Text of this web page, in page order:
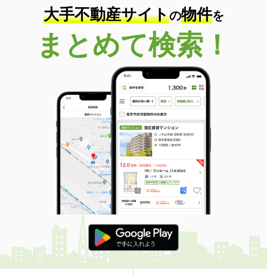
専有面積
37.98m²
間取り
1LDK
群馬県高崎市下豊岡町
6.95万円
群馬県高崎市下豊岡町
専有面積 50.05m²
間取り
1LDK
群馬県伊勢崎市今泉町１
価 格
4.80万円
住 所
群馬県伊勢崎市今泉町１
専有面積 52.49m²
間取り
2LDK
群馬県太田市西本町
価 格
6.70万円
大手不動産サイトの物件を
まとめて検索！